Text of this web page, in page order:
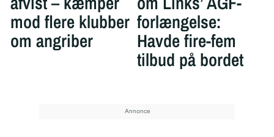
mod flere klubber
om angriber
forlængelse:
Havde fire-fem
tilbud på bordet